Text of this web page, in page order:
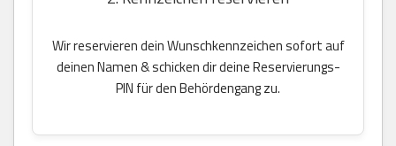
Wir reservieren dein Wunschkennzeichen sofort auf
deinen Namen & schicken dir deine Reservierungs-
PIN für den Behördengang zu.